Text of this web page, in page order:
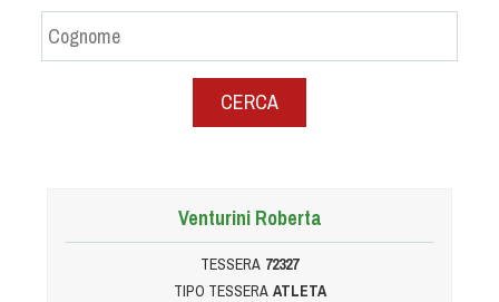
CERCA
Venturini Roberta
TESSERA 72327
TIPO TESSERA ATLETA
Circolari
Assicurazione
Convenzioni
Albo Fornitori
Referenti e gruppi di lavoro regionali
Scuole Federali